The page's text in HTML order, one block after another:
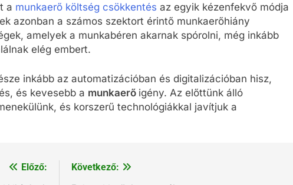
a munkaerő költség csökkentés az egyik kézenfekvő módja
azonban a számos szektort érintő munkaerőhiány
amelyek a munkabéren akarnak spórolni, még inkább
elég embert.
inkább az automatizációban és digitalizációban hisz,
és kevesebb a munkaerő igény. Az előttünk álló
és korszerű technológiákkal javítjuk a
Előző:
Következő: